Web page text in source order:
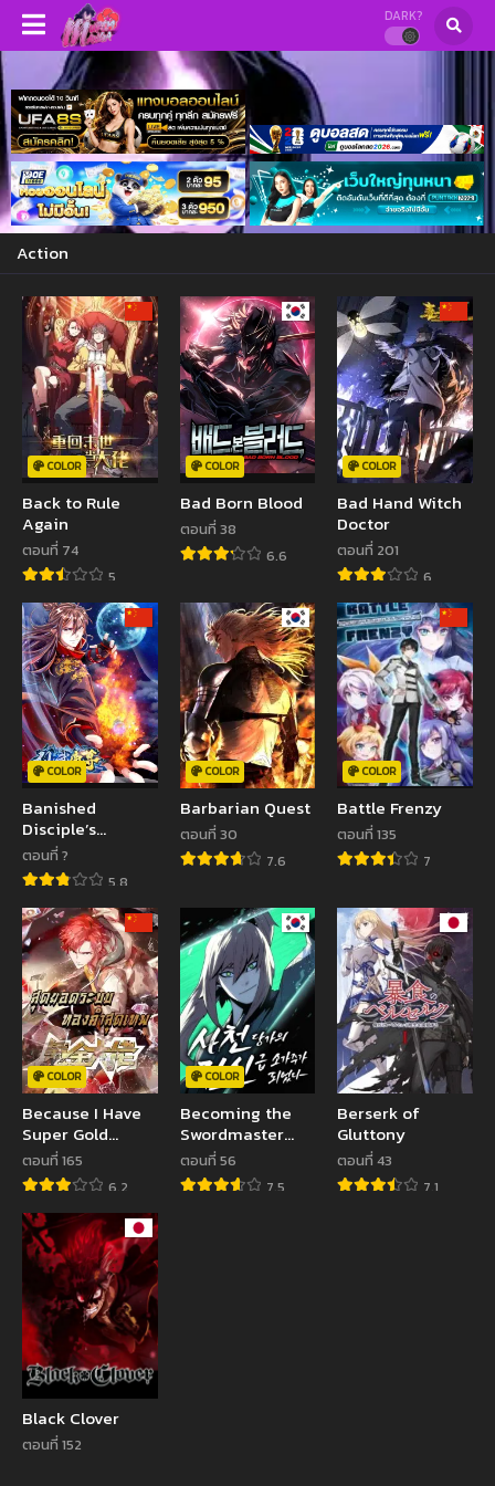
DARK?
Action
COLOR
Back to Rule
Again
ตอนที่ 74
5
COLOR
Bad Born Blood
ตอนที่ 38
6.6
COLOR
Bad Hand Witch
Doctor
ตอนที่ 201
6
COLOR
Banished
Disciple’s
Counterattack
ตอนที่ ?
5.8
COLOR
Barbarian Quest
ตอนที่ 30
7.6
COLOR
Battle Frenzy
ตอนที่ 135
7
COLOR
Because I Have
Super Gold
System
ตอนที่ 165
6.2
COLOR
Becoming the
Swordmaster
Rank Young Lord
of the Sichuan
Tang Family
ตอนที่ 56
7.5
Berserk of
Gluttony
ตอนที่ 43
7.1
Black Clover
ตอนที่ 152